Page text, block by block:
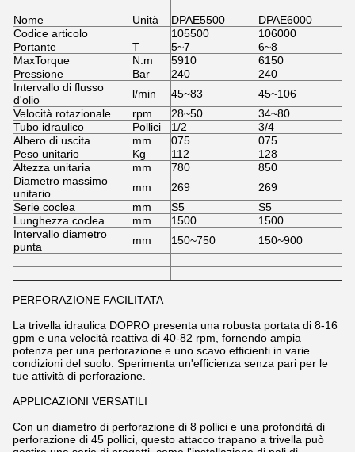
Nome Unità DPAE5500 DPAE6000
Codice articolo
105500 106000
Portante
T 5~7 6~8
MaxTorque
N.m 5910 6150
Pressione
Bar 240 240
Intervallo di flusso
d'olio
l/min 45~83 45~106
Velocità rotazionale
rpm 28~50 34~80
Tubo idraulico
Pollici 1/2 3/4
Albero di uscita
mm 075 075
Peso unitario
Kg 112 128
Altezza unitaria
mm 780 850
Diametro massimo
unitario
mm 269 269
Serie coclea
mm S5 S5
Lunghezza coclea
mm 1500 1500
Intervallo diametro
punta
mm 150~750 150~900
PERFORAZIONE FACILITATA
La trivella idraulica DOPRO presenta una robusta portata di 8-16
gpm e una velocità reattiva di 40-82 rpm, fornendo ampia
potenza per una perforazione e uno scavo efficienti in varie
condizioni del suolo. Sperimenta un'efficienza senza pari per le
tue attività di perforazione.
APPLICAZIONI VERSATILI
Con un diametro di perforazione di 8 pollici e una profondità di
perforazione di 45 pollici, questo attacco trapano a trivella può